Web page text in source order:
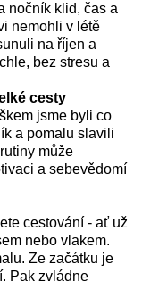
nočník klid, čas a
nemohli v létě
na říjen a
bez stresu a
cesty
jsme byli co
a pomalu slavili
může
a sebevědomí
cestování - ať už
nebo vlakem.
Ze začátku je
Pak zvládne